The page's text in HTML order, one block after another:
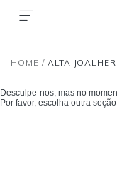
HOME / ALTA
Desculpe-nos, mas no
Por favor, escolha outra